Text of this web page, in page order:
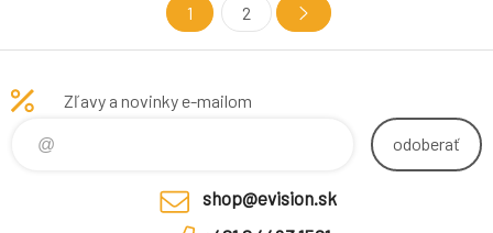
racku REDUNDANT POWER
SUPPLY AC Power Input 100-
200*204*44 mm LEDs Power,
menovité - 250V,
obmedzovacie - 775V, špičkové
1 2
Zľavy a novinky e-mailom
odoberať
shop@evision.sk